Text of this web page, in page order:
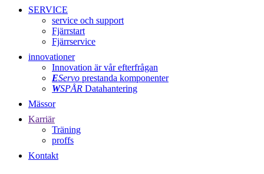
SERVICE
service och support
Fjärrstart
Fjärrservice
innovationer
Innovation är vår efterfrågan
EServo prestanda komponenter
WSPÅR Datahantering
Mässor
Karriär
Träning
proffs
Kontakt